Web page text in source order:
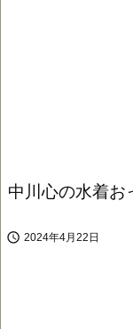
中川心の水着
 2024年4月22日